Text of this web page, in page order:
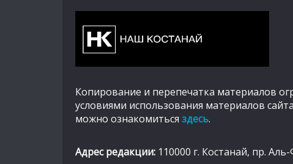
Копирование и перепечатка материалов
условиями использования материалов
можно ознакомиться здесь.
Адрес редакции: 110000 г. Костанай, пр.